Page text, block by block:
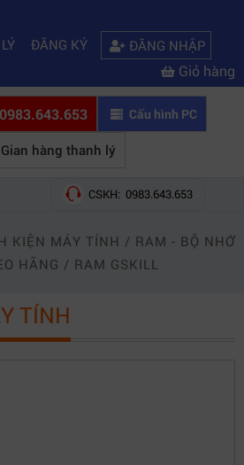
ĐĂNG KÝ ĐĂNG NHẬP
Giỏ hàng
0983.643.653 Cấu hình PC
Gian hàng thanh lý
CSKH: 0983.643.653
KIỆN MÁY TÍNH / RAM - BỘ NHỚ
HÃNG / RAM GSKILL
TÍNH